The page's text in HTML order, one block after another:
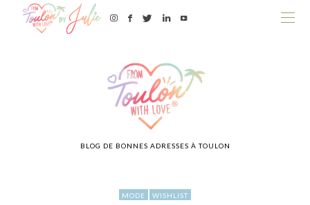
BLOG DE BONNES ADRESSES À TOULON
MODE WISHLIST